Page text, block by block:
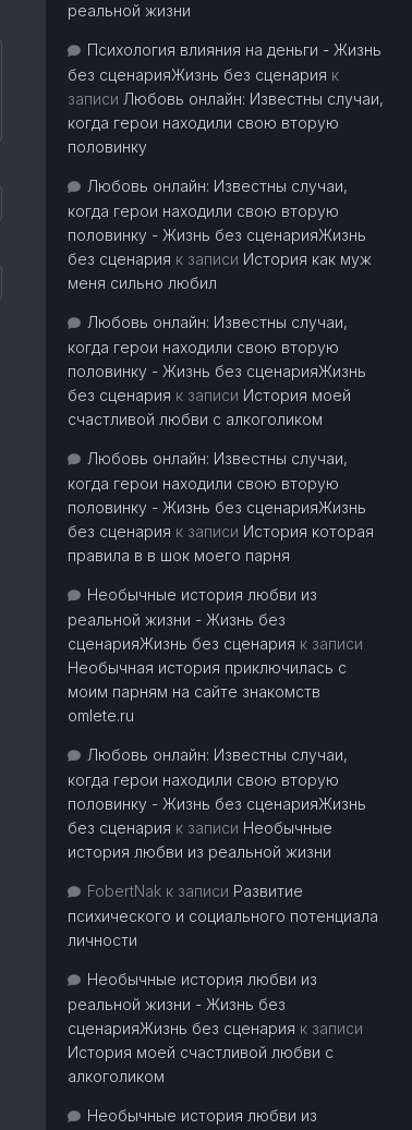
реальной жизни
Психология влияния на деньги - Жизнь
без сценарияЖизнь без сценария к
записи Любовь онлайн: Известны случаи,
когда герои находили свою вторую
половинку
Любовь онлайн: Известны случаи,
когда герои находили свою вторую
половинку - Жизнь без сценарияЖизнь
без сценария к записи История как муж
меня сильно любил
Любовь онлайн: Известны случаи,
когда герои находили свою вторую
половинку - Жизнь без сценарияЖизнь
без сценария к записи История моей
счастливой любви с алкоголиком
Любовь онлайн: Известны случаи,
когда герои находили свою вторую
половинку - Жизнь без сценарияЖизнь
без сценария к записи История которая
правила в в шок моего парня
Необычные история любви из
реальной жизни - Жизнь без
сценарияЖизнь без сценария к записи
Необычная история приключилась с
моим парням на сайте знакомств
omlete.ru
Любовь онлайн: Известны случаи,
когда герои находили свою вторую
половинку - Жизнь без сценарияЖизнь
без сценария к записи Необычные
история любви из реальной жизни
FobertNak к записи Развитие
психического и социального потенциала
личности
Необычные история любви из
реальной жизни - Жизнь без
сценарияЖизнь без сценария к записи
История моей счастливой любви с
алкоголиком
Необычные история любви из